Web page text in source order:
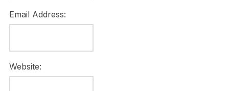
Email Address:
Website: